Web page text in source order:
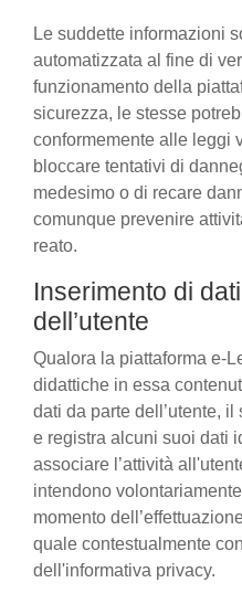
Le suddette informazioni
automatizzata al fine di
funzionamento della
sicurezza, le stesse
conformemente alle leggi
bloccare tentativi di
medesimo o di recare
comunque prevenire
reato.
Inserimento di
dell’utente
Qualora la piattaforma e-
didattiche in essa
dati da parte dell’utente,
e registra alcuni suoi dati
associare l’attività
intendono
momento
quale contestualmente
dell'informativa privacy.